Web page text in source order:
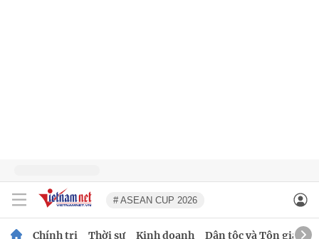
# ASEAN CUP 2026
Chính trị Thời sự Kinh doanh Dân tộc và Tôn giáo